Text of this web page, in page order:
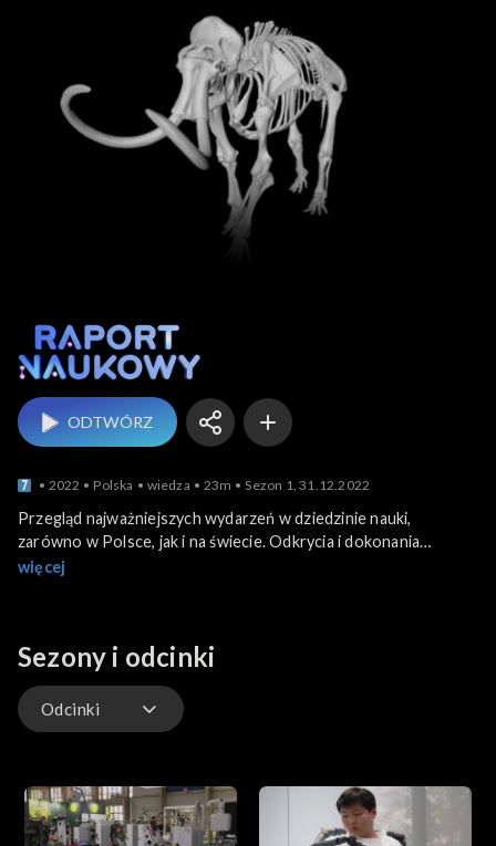
ODTWÓRZ
2022 Polska wiedza 23m Sezon 1, 31.12.2022
Przegląd najważniejszych wydarzeń w dziedzinie nauki,
zarówno w Polsce, jak i na świecie. Odkrycia i dokonania
naukowców, misje badające tajemnice kosmosu i naszego globu,
więcej
Sezony i odcinki
Odcinki